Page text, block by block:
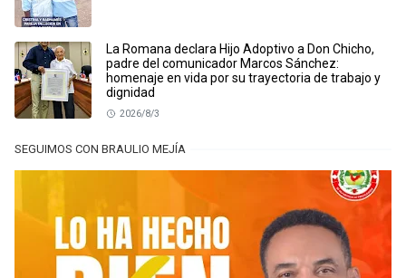
La Romana declara Hijo Adoptivo a Don Chicho,
padre del comunicador Marcos Sánchez:
homenaje en vida por su trayectoria de trabajo y
dignidad
2026/8/3
SEGUIMOS CON BRAULIO MEJÍA